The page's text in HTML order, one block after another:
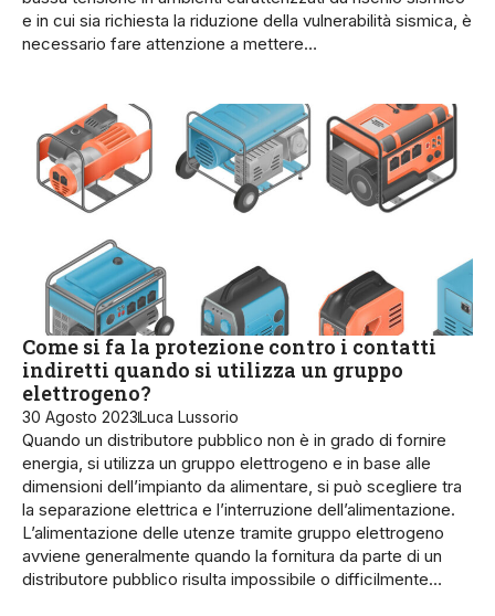
e in cui sia richiesta la ri­duzione della vulnerabilità sismi­ca, è
necessario fare attenzione a mettere…
Come si fa la protezione contro i contatti
indiretti quando si utilizza un gruppo
elettrogeno?
30 Agosto 2023Luca Lussorio
Quando un distributore pubblico non è in grado di fornire
energia, si utilizza un gruppo elettrogeno e in base alle
dimensioni dell’impianto da alimentare, si può scegliere tra
la separazione elettrica e l’interruzione dell’alimentazione.
L’alimentazione delle utenze tramite grup­po elettrogeno
av­viene generalmente quando la fornitura da parte di un
distributore pubblico risulta impossibile o difficilmente…